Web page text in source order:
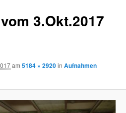
3.Okt.2017
am5184 × 2920inAufnahmen